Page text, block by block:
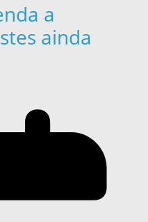
a
ainda